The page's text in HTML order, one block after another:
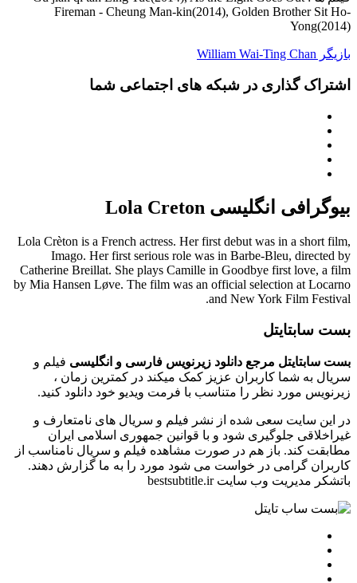
Fireman - Cheung Man-kin(2014), Golden Brother Sit Ho-
Yong(2014)
بازیگر William Wai-Ting Chan
اشتراک گذاری در شبکه های اجتماعی شما
بیوگرافی انگلیسی Lola Creton
Lola Crèton is a French actress. Her first debut was in a short film,
Imago. Her first serious role was in Barbe-Bleu, directed by
Catherine Breillat. She plays Camille in Goodbye first love, a film
by Mia Hansen Løve. The film was an official selection at Locarno
and New York Film Festival.
بست سابتایتل
بست سابتایتل مرجع دانلود زیرنویس فارسی و انگلیسی فیلم و
سریال به شما کاربران عزیز کمک میکند در کمترین زمان ،
زیرنویس مورد نظر را متناسب با فرمت ویدیو خود دانلود کنید.
در این سایت سعی شده از نشر فیلم و سریال های نامتعارف و
غیراخلاقی جلوگیری شود و با قوانین جمهوری اسلامی ایران
مطابقت کند. باز هم در صورت مشاهده فیلم و سریال نامناسب از
کاربران گرامی در خواست می شود مورد را به ما گزارش دهند.
باتشکر مدیریت وب سایت bestsubtitle.ir